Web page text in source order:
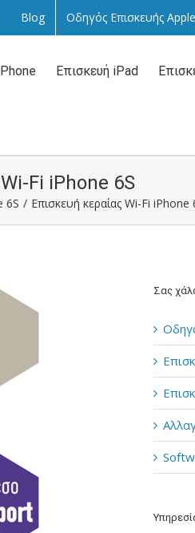
Blog Οδηγός Επισκευής Apple
Επισκευή iPad
Fi iPhone 6S
6S / Επισκευή κεραίας Wi-Fi iPhone
Σας